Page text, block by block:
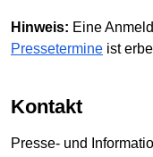
Hinweis: Eine
Pressetermine ist
Kontakt
Presse- und